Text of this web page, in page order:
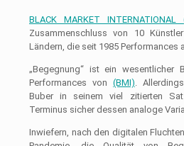
BLACK MARKET INTERNATIONAL
Zusammenschluss von 10
Ländern, die seit 1985 Performances
„Begegnung“ ist ein wesentlicher
Performances von (BMI).
Buber in seinem viel zitierten
Terminus sicher dessen analoge
Inwiefern, nach den digitalen